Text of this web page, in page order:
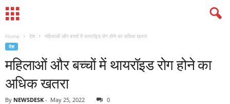
Home देश महिलाओं और बच्चों में थायरॉइड रोग होने का अधिक खतरा
देश
महिलाओं और बच्चों में थायरॉइड रोग होने का
अधिक खतरा
By NEWSDESK - May 25, 2022 0